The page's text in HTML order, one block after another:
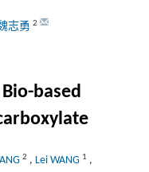
志勇 2
based
2 , Lei WANG 1 ,